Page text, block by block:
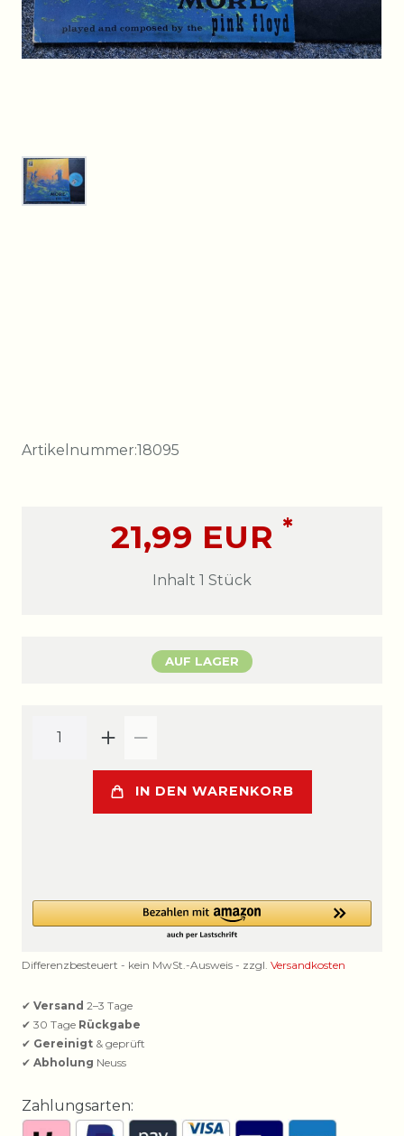
Artikelnummer:18095
21,99 EUR *
Inhalt 1 Stück
AUF LAGER
IN DEN WARENKORB
Differenzbesteuert - kein MwSt.-Ausweis - zzgl. Versandkosten
✔ Versand 2–3 Tage
✔ 30 Tage Rückgabe
✔ Gereinigt & geprüft
✔ Abholung Neuss
Zahlungsarten: